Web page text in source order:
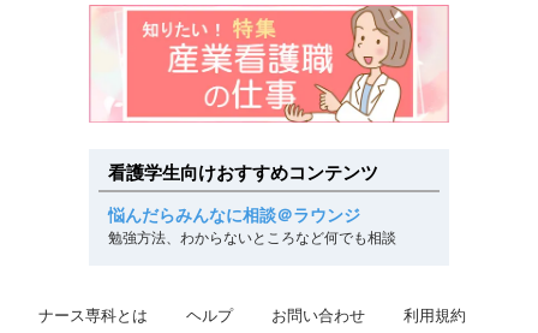
看護学生向けおすすめコンテンツ
悩んだらみんなに相談＠ラウンジ
勉強方法、わからないところなど何でも相談
ナース専科とは ヘルプ お問い合わせ 利用規約